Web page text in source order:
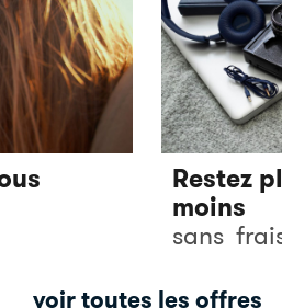
Restez
moins
sans
voir toutes les offres